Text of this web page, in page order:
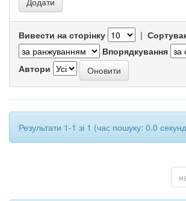
Вивести на сторінку |
Впорядкування
Автори
Результати 1-1 зі 1 (час пошуку: 0.0